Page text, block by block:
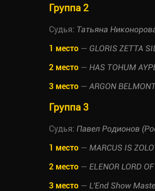
Группа 2
Судья: Татьяна
1 место — GLORIS ZETTA
2 место — HAS TOHUM
3 место — ARGON
Группа 3
Судья: Павел Родионов
1 место — MARCUS IS
2 место — ELENOR LORD
3 место — L'End Show